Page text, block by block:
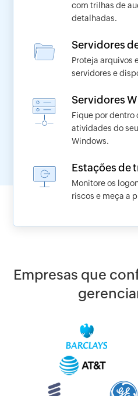
com trilhas de
detalhadas.
Servidores
Proteja arquivos
servidores e
Servidores
Fique por dentro
atividades do
Windows.
Estações de
Monitore os
riscos e meça a
Empresas que
Solicite uma
E-mail de trabalho*
Ao clicar em 'ENVIAR
de dados pessoais de acordo com